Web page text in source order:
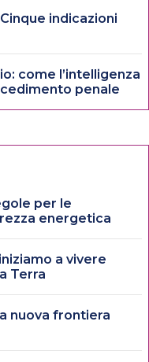
indicazioni
come l’intelligenza
penale
per le
energetica
a vivere
Terra
nuova frontiera